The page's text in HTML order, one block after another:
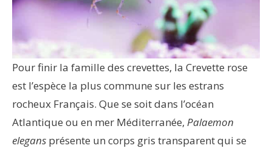
Pour finir la famille des crevettes, la Crevette rose
est l’espèce la plus commune sur les estrans
rocheux Français. Que se soit dans l’océan
Atlantique ou en mer Méditerranée, Palaemon
elegans présente un corps gris transparent qui se